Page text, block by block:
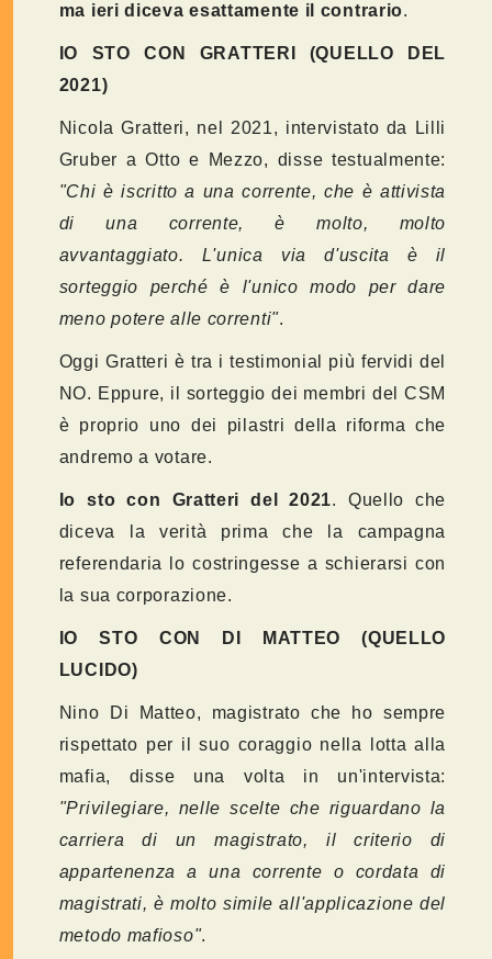
ma ieri diceva esattamente il contrario.
IO STO CON GRATTERI (QUELLO DEL
2021)
Nicola Gratteri, nel 2021, intervistato da Lilli
Gruber a Otto e Mezzo, disse testualmente:
"Chi è iscritto a una corrente, che è attivista
di una corrente, è molto, molto
avvantaggiato. L'unica via d'uscita è il
sorteggio perché è l'unico modo per dare
meno potere alle correnti".
Oggi Gratteri è tra i testimonial più fervidi del
NO. Eppure, il sorteggio dei membri del CSM
è proprio uno dei pilastri della riforma che
andremo a votare.
Io sto con Gratteri del 2021. Quello che
diceva la verità prima che la campagna
referendaria lo costringesse a schierarsi con
la sua corporazione.
IO STO CON DI MATTEO (QUELLO
LUCIDO)
Nino Di Matteo, magistrato che ho sempre
rispettato per il suo coraggio nella lotta alla
mafia, disse una volta in un'intervista:
"Privilegiare, nelle scelte che riguardano la
carriera di un magistrato, il criterio di
appartenenza a una corrente o cordata di
magistrati, è molto simile all'applicazione del
metodo mafioso".